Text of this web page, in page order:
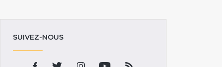
SUIVEZ-NOUS